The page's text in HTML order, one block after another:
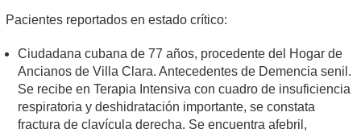
Pacientes reportados en estado crítico:
Ciudadana cubana de 77 años, procedente del Hogar de
Ancianos de Villa Clara. Antecedentes de Demencia senil.
Se recibe en Terapia Intensiva con cuadro de insuficiencia
respiratoria y deshidratación importante, se constata
fractura de clavícula derecha. Se encuentra afebril,